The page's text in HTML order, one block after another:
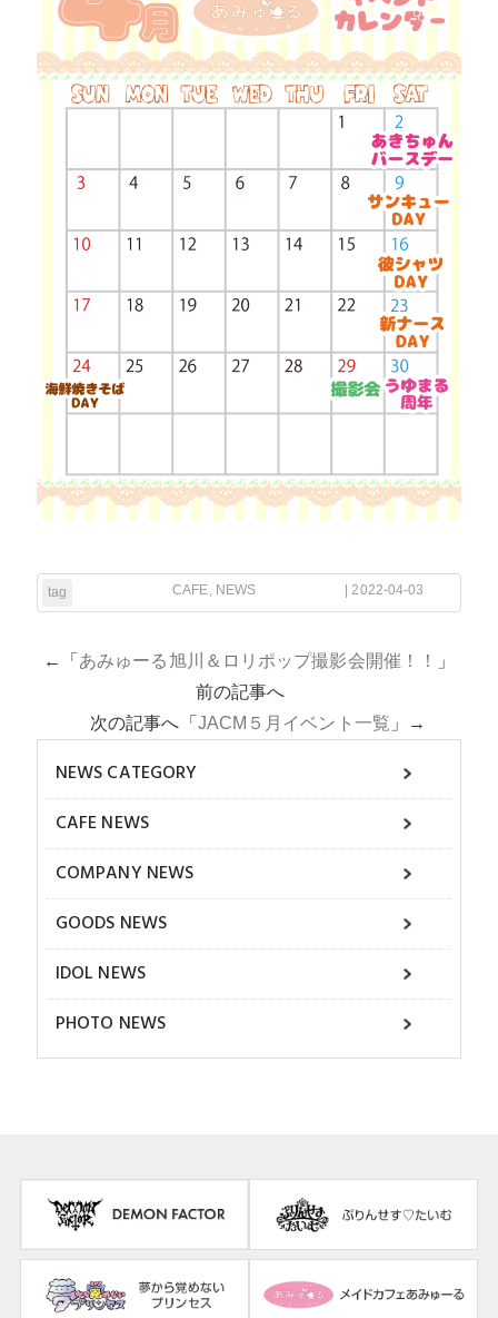
tag CAFE, NEWS | 2022-04-03
←「 あみゅーる旭川＆ロリポップ撮影会開催！！
」
前の記事へ
次の記事へ「 JACM５月イベント一覧 」→
NEWS CATEGORY
CAFE NEWS
COMPANY NEWS
GOODS NEWS
IDOL NEWS
PHOTO NEWS